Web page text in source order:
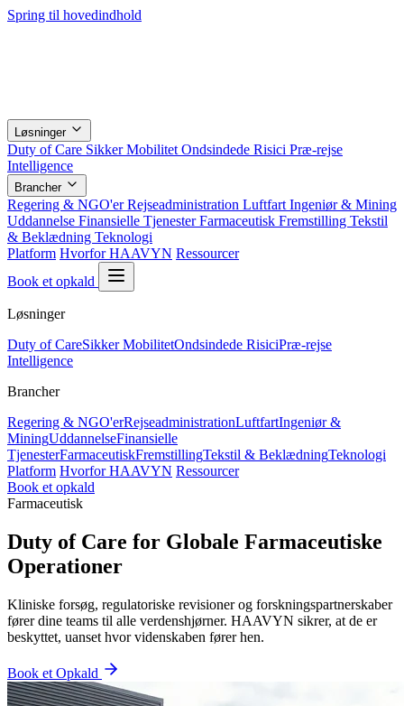
Spring til hovedindhold
Løsninger
Duty of Care Sikker Mobilitet Ondsindede Risici Præ-rejse
Intelligence
Brancher
Regering & NGO'erRejseadministration Luftfart Ingeniør & Mining
Uddannelse Finansielle TjenesterFarmaceutisk Fremstilling Tekstil
& Beklædning Teknologi
Platform Hvorfor HAAVYN Ressourcer
Book et opkald
Løsninger
Duty of CareSikker MobilitetOndsindede RisiciPræ-rejse
Intelligence
Brancher
Regering & NGO'erRejseadministrationLuftfartIngeniør &
MiningUddannelseFinansielle
TjenesterFarmaceutiskFremstillingTekstil & BeklædningTeknologi
Platform Hvorfor HAAVYN Ressourcer
Book et opkald
Farmaceutisk
Duty of Care for Globale Farmaceutiske
Operationer
Kliniske forsøg, regulatoriske revisioner og forskningspartnerskaber
fører dine teams til alle verdenshjørner. HAAVYN sikrer, at de er
beskyttet, uanset hvor videnskaben fører hen.
Book et Opkald